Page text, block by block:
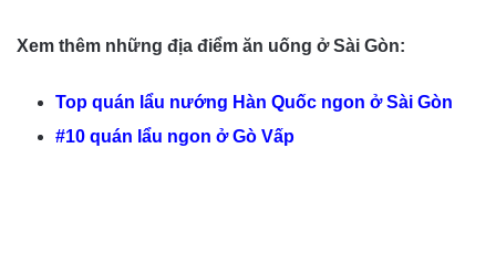
Xem thêm những địa điểm ăn uống ở Sài Gòn:
Top quán lẩu nướng Hàn Quốc ngon ở Sài Gòn
#10 quán lẩu ngon ở Gò Vấp